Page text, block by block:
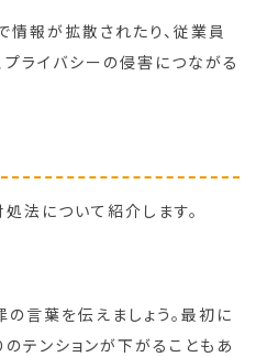
情報が拡散されたり、従業員
ライバシーの侵害につながる
法について紹介します。
言葉を伝えましょう。最初に
テンションが下がることもあ